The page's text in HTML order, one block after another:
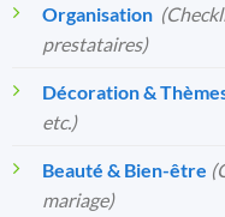
Organisation️
prestataires)
Décoration &
etc.)
Beauté & Bien-être
mariage)